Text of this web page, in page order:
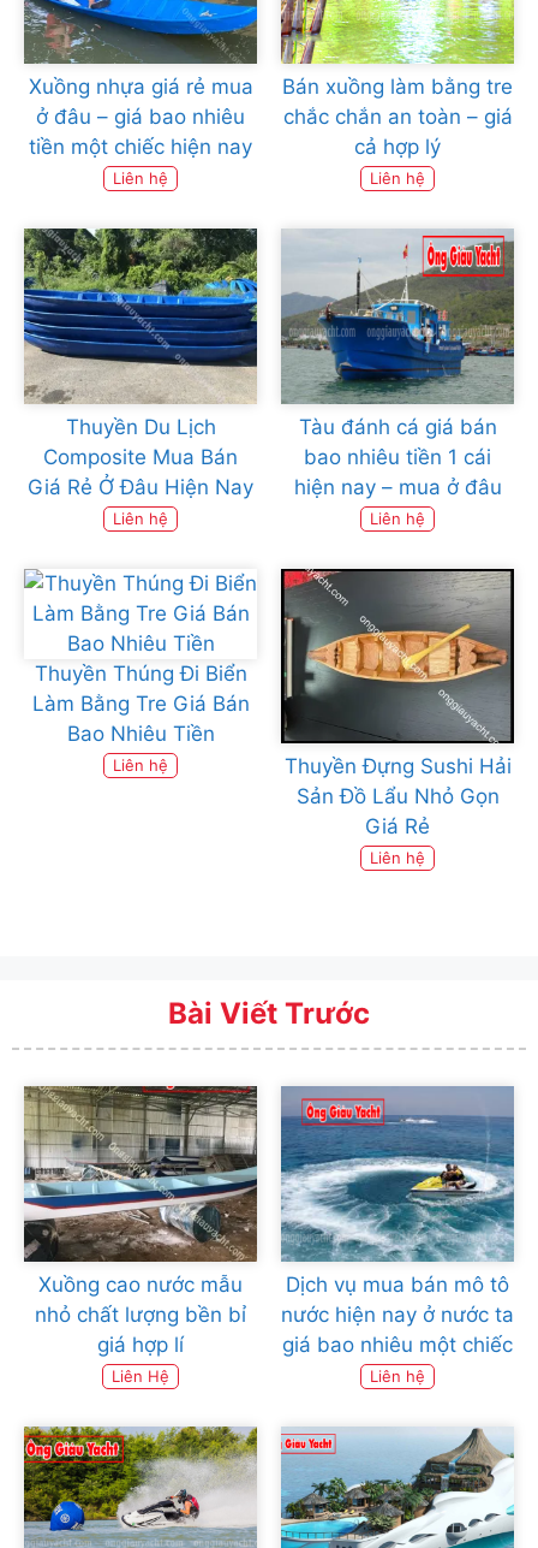
Xuồng nhựa giá rẻ mua
ở đâu – giá bao nhiêu
tiền một chiếc hiện nay
Liên hệ
Bán xuồng làm bằng tre
chắc chắn an toàn – giá
cả hợp lý
Liên hệ
Thuyền Du Lịch
Composite Mua Bán
Giá Rẻ Ở Đâu Hiện Nay
Liên hệ
Tàu đánh cá giá bán
bao nhiêu tiền 1 cái
hiện nay – mua ở đâu
Liên hệ
Thuyền Thúng Đi Biển
Làm Bằng Tre Giá Bán
Bao Nhiêu Tiền
Liên hệ
Thuyền Đựng Sushi Hải
Sản Đồ Lẩu Nhỏ Gọn
Giá Rẻ
Liên hệ
Bài Viết Trước
Xuồng cao nước mẫu
nhỏ chất lượng bền bỉ
giá hợp lí
Liên Hệ
Dịch vụ mua bán mô tô
nước hiện nay ở nước ta
giá bao nhiêu một chiếc
Liên hệ